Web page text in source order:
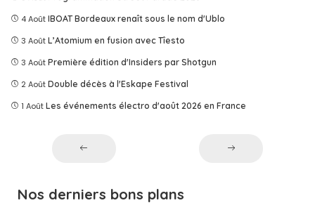
4 Août IBOAT Bordeaux renaît sous le nom d'Ublo
3 Août L’Atomium en fusion avec Tîesto
3 Août Première édition d'Insiders par Shotgun
2 Août Double décès à l'Eskape Festival
1 Août Les événements électro d'août 2026 en France
Nos derniers bons plans